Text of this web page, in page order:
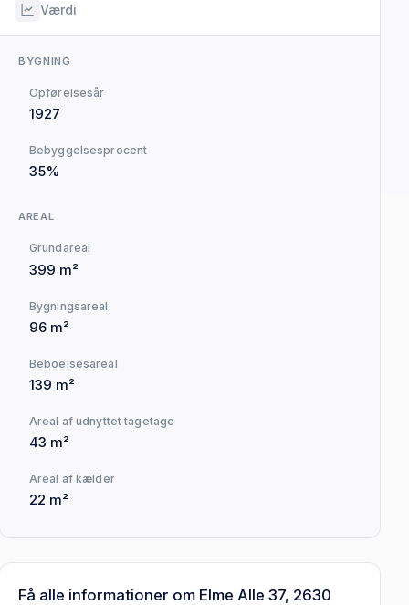
Værdi
BYGNING
Opførelsesår
1927
Bebyggelsesprocent
35%
AREAL
Grundareal
399 m²
Bygningsareal
96 m²
Beboelsesareal
139 m²
Areal af udnyttet tagetage
43 m²
Areal af kælder
22 m²
Få alle informationer om Elme Alle 37, 2630